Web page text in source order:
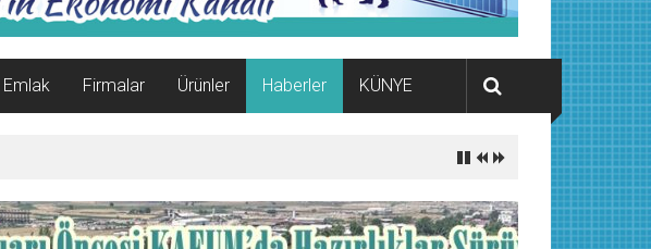
Emlak Firmalar Ürünler Haberler KÜNYE